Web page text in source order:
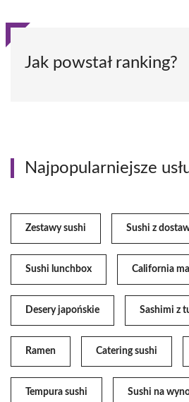
Jak powstał ranking?
Najpopularniejsze
Zestawy sushi Sushi z
Sushi lunchbox California
Desery japońskie Sashimi z
Ramen Catering sushi
Tempura sushi Sushi na